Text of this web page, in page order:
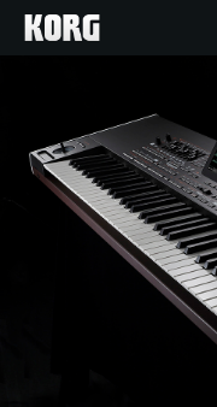
Productos
Características